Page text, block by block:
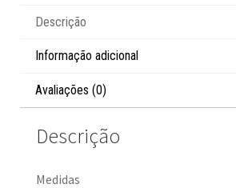
Descrição
Informação adicional
Avaliações (0)
Descrição
Medidas